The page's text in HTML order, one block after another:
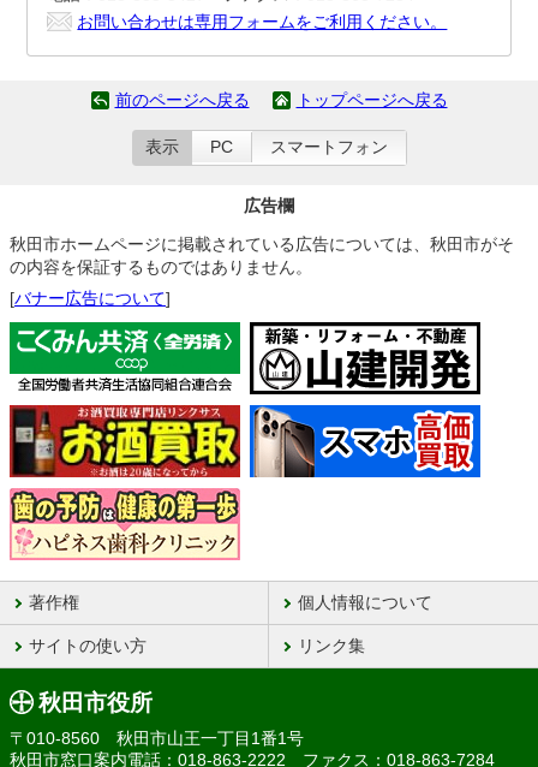
お問い合わせは専用フォームをご利用ください。
前のページへ戻る トップページへ戻る
表示 PC スマートフォン
広告欄
秋田市ホームページに掲載されている広告については、秋田市がそ
の内容を保証するものではありません。
[バナー広告について]
著作権 個人情報について
サイトの使い方 リンク集
秋田市役所
〒010-8560 秋田市山王一丁目1番1号
秋田市窓口案内電話：018-863-2222 ファクス：018-863-7284